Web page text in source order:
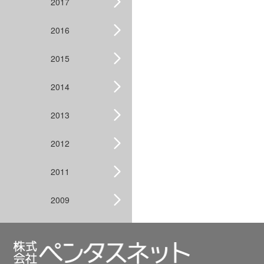
2016
2015
2014
2013
2012
2011
2009